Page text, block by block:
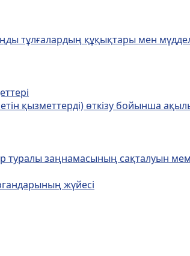
тұлғалардың құқықтары мен
қызметтерді) өткізу бойынша
туралы заңнамасының сақталуын
жүйесі